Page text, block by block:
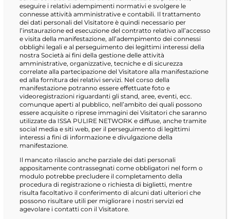
eseguire i relativi adempimenti normativi e svolgere le
connesse attività amministrative e contabili. Il trattamento
dei dati personali del Visitatore è quindi necessario per
l’instaurazione ed esecuzione del contratto relativo all’accesso
e visita della manifestazione, all’adempimento dei connessi
obblighi legali e al perseguimento dei legittimi interessi della
nostra Società ai fini della gestione delle attività
amministrative, organizzative, tecniche e di sicurezza
correlate alla partecipazione del Visitatore alla manifestazione
ed alla fornitura dei relativi servizi. Nel corso della
manifestazione potranno essere effettuate foto e
videoregistrazioni riguardanti gli stand, aree, eventi, ecc.
comunque aperti al pubblico, nell’ambito dei quali possono
essere acquisite o riprese immagini dei Visitatori che saranno
utilizzate da ISSA PULIRE NETWORK e diffuse, anche tramite
social media e siti web, per il perseguimento di legittimi
interessi a fini di informazione e divulgazione della
manifestazione.
Il mancato rilascio anche parziale dei dati personali
appositamente contrassegnati come obbligatori nel form o
modulo potrebbe precludere il completamento della
procedura di registrazione o richiesta di biglietti, mentre
risulta facoltativo il conferimento di alcuni dati ulteriori che
possono risultare utili per migliorare i nostri servizi ed
agevolare i contatti con il Visitatore.